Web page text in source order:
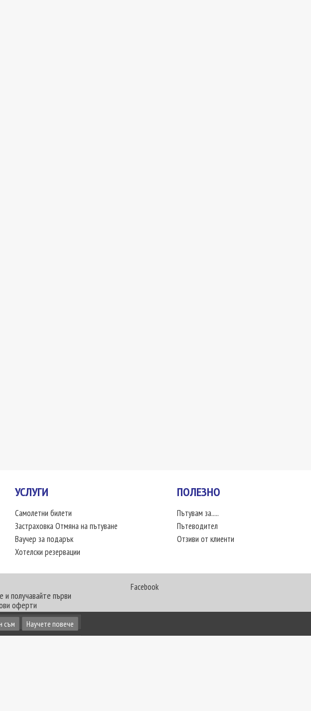
УСЛУГИ
Самолетни билети
Застраховка Отмяна на пътуване
Ваучер за подарък
Хотелски резервации
ПОЛЕЗНО
Пътувам за.....
Пътеводител
Отзиви от клиенти
и получавайте първи
оферти
Facebook
съм Научете повече